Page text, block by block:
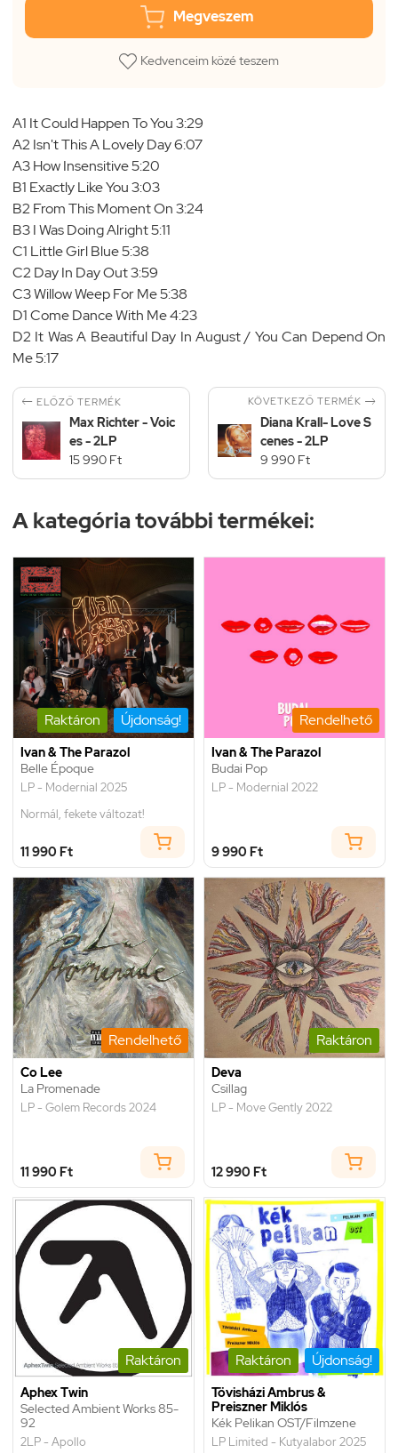
Megveszem
Kedvenceim közé teszem
A1 It Could Happen To You 3:29
A2 Isn't This A Lovely Day 6:07
A3 How Insensitive 5:20
B1 Exactly Like You 3:03
B2 From This Moment On 3:24
B3 I Was Doing Alright 5:11
C1 Little Girl Blue 5:38
C2 Day In Day Out 3:59
C3 Willow Weep For Me 5:38
D1 Come Dance With Me 4:23
D2 It Was A Beautiful Day In August / You Can Depend On
Me 5:17
 ELŐZŐ TERMÉK
Max Richter - Voic
es - 2LP
15 990 Ft
KÖVETKEZŐ TERMÉK 
Diana Krall- Love S
cenes - 2LP
9 990 Ft
A kategória további termékei:
Raktáron Újdonság!
Ivan & The Parazol
Belle Époque
LP - Modernial 2025
Normál, fekete változat!
11 990 Ft
Rendelhető
Ivan & The Parazol
Budai Pop
LP - Modernial 2022
9 990 Ft
Rendelhető
Co Lee
La Promenade
LP - Golem Records 2024
11 990 Ft
Raktáron
Deva
Csillag
LP - Move Gently 2022
12 990 Ft
Raktáron
Aphex Twin
Selected Ambient Works 85-
92
2LP - Apollo
Raktáron Újdonság!
Tövisházi Ambrus &
Preiszner Miklós
Kék Pelikan OST/Filmzene
LP Limited - Kutyalabor 2025